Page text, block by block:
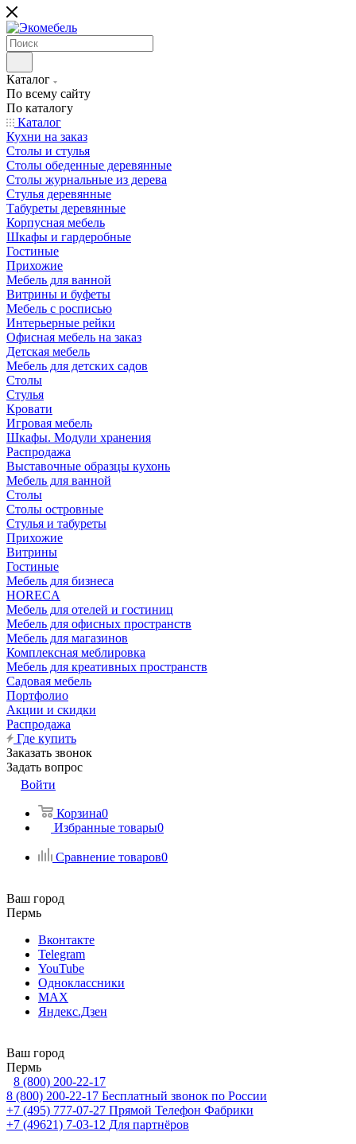
Каталог
По всему сайту
По каталогу
Каталог
Кухни на заказ
Столы и стулья
Столы обеденные деревянные
Столы журнальные из дерева
Стулья деревянные
Табуреты деревянные
Корпусная мебель
Шкафы и гардеробные
Гостиные
Прихожие
Мебель для ванной
Витрины и буфеты
Мебель с росписью
Интерьерные рейки
Офисная мебель на заказ
Детская мебель
Мебель для детских садов
Столы
Стулья
Кровати
Игровая мебель
Шкафы. Модули хранения
Распродажа
Выставочные образцы кухонь
Мебель для ванной
Столы
Столы островные
Стулья и табуреты
Прихожие
Витрины
Гостиные
Мебель для бизнеса
HORECA
Мебель для отелей и гостиниц
Мебель для офисных пространств
Мебель для магазинов
Комплексная меблировка
Мебель для креативных пространств
Садовая мебель
Портфолио
Акции и скидки
Распродажа
Где купить
Заказать звонок
Задать вопрос
Войти
Корзина0
Избранные товары0
Сравнение товаров0
Ваш город
Пермь
Вконтакте
Telegram
YouTube
Одноклассники
MAX
Яндекс.Дзен
Ваш город
Пермь
8 (800) 200-22-17
8 (800) 200-22-17 Бесплатный звонок по России
+7 (495) 777-07-27 Прямой Телефон Фабрики
+7 (49621) 7-03-12 Для партнёров